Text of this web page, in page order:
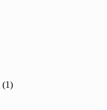
(1)